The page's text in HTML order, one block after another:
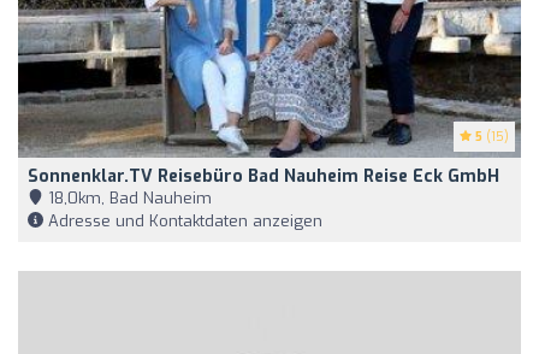
5 (15)
Sonnenklar.TV Reisebüro Bad Nauheim Reise Eck GmbH
18,0km, Bad Nauheim
Adresse und Kontaktdaten anzeigen